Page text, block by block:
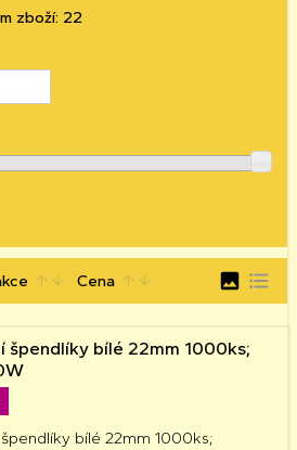
zboží: 22
arrow_upward arrow_downward Cena arrow_upward arrow_downward image format_list_bulleted
špendlíky bílé 22mm 1000ks;
bílé 22mm 1000ks;